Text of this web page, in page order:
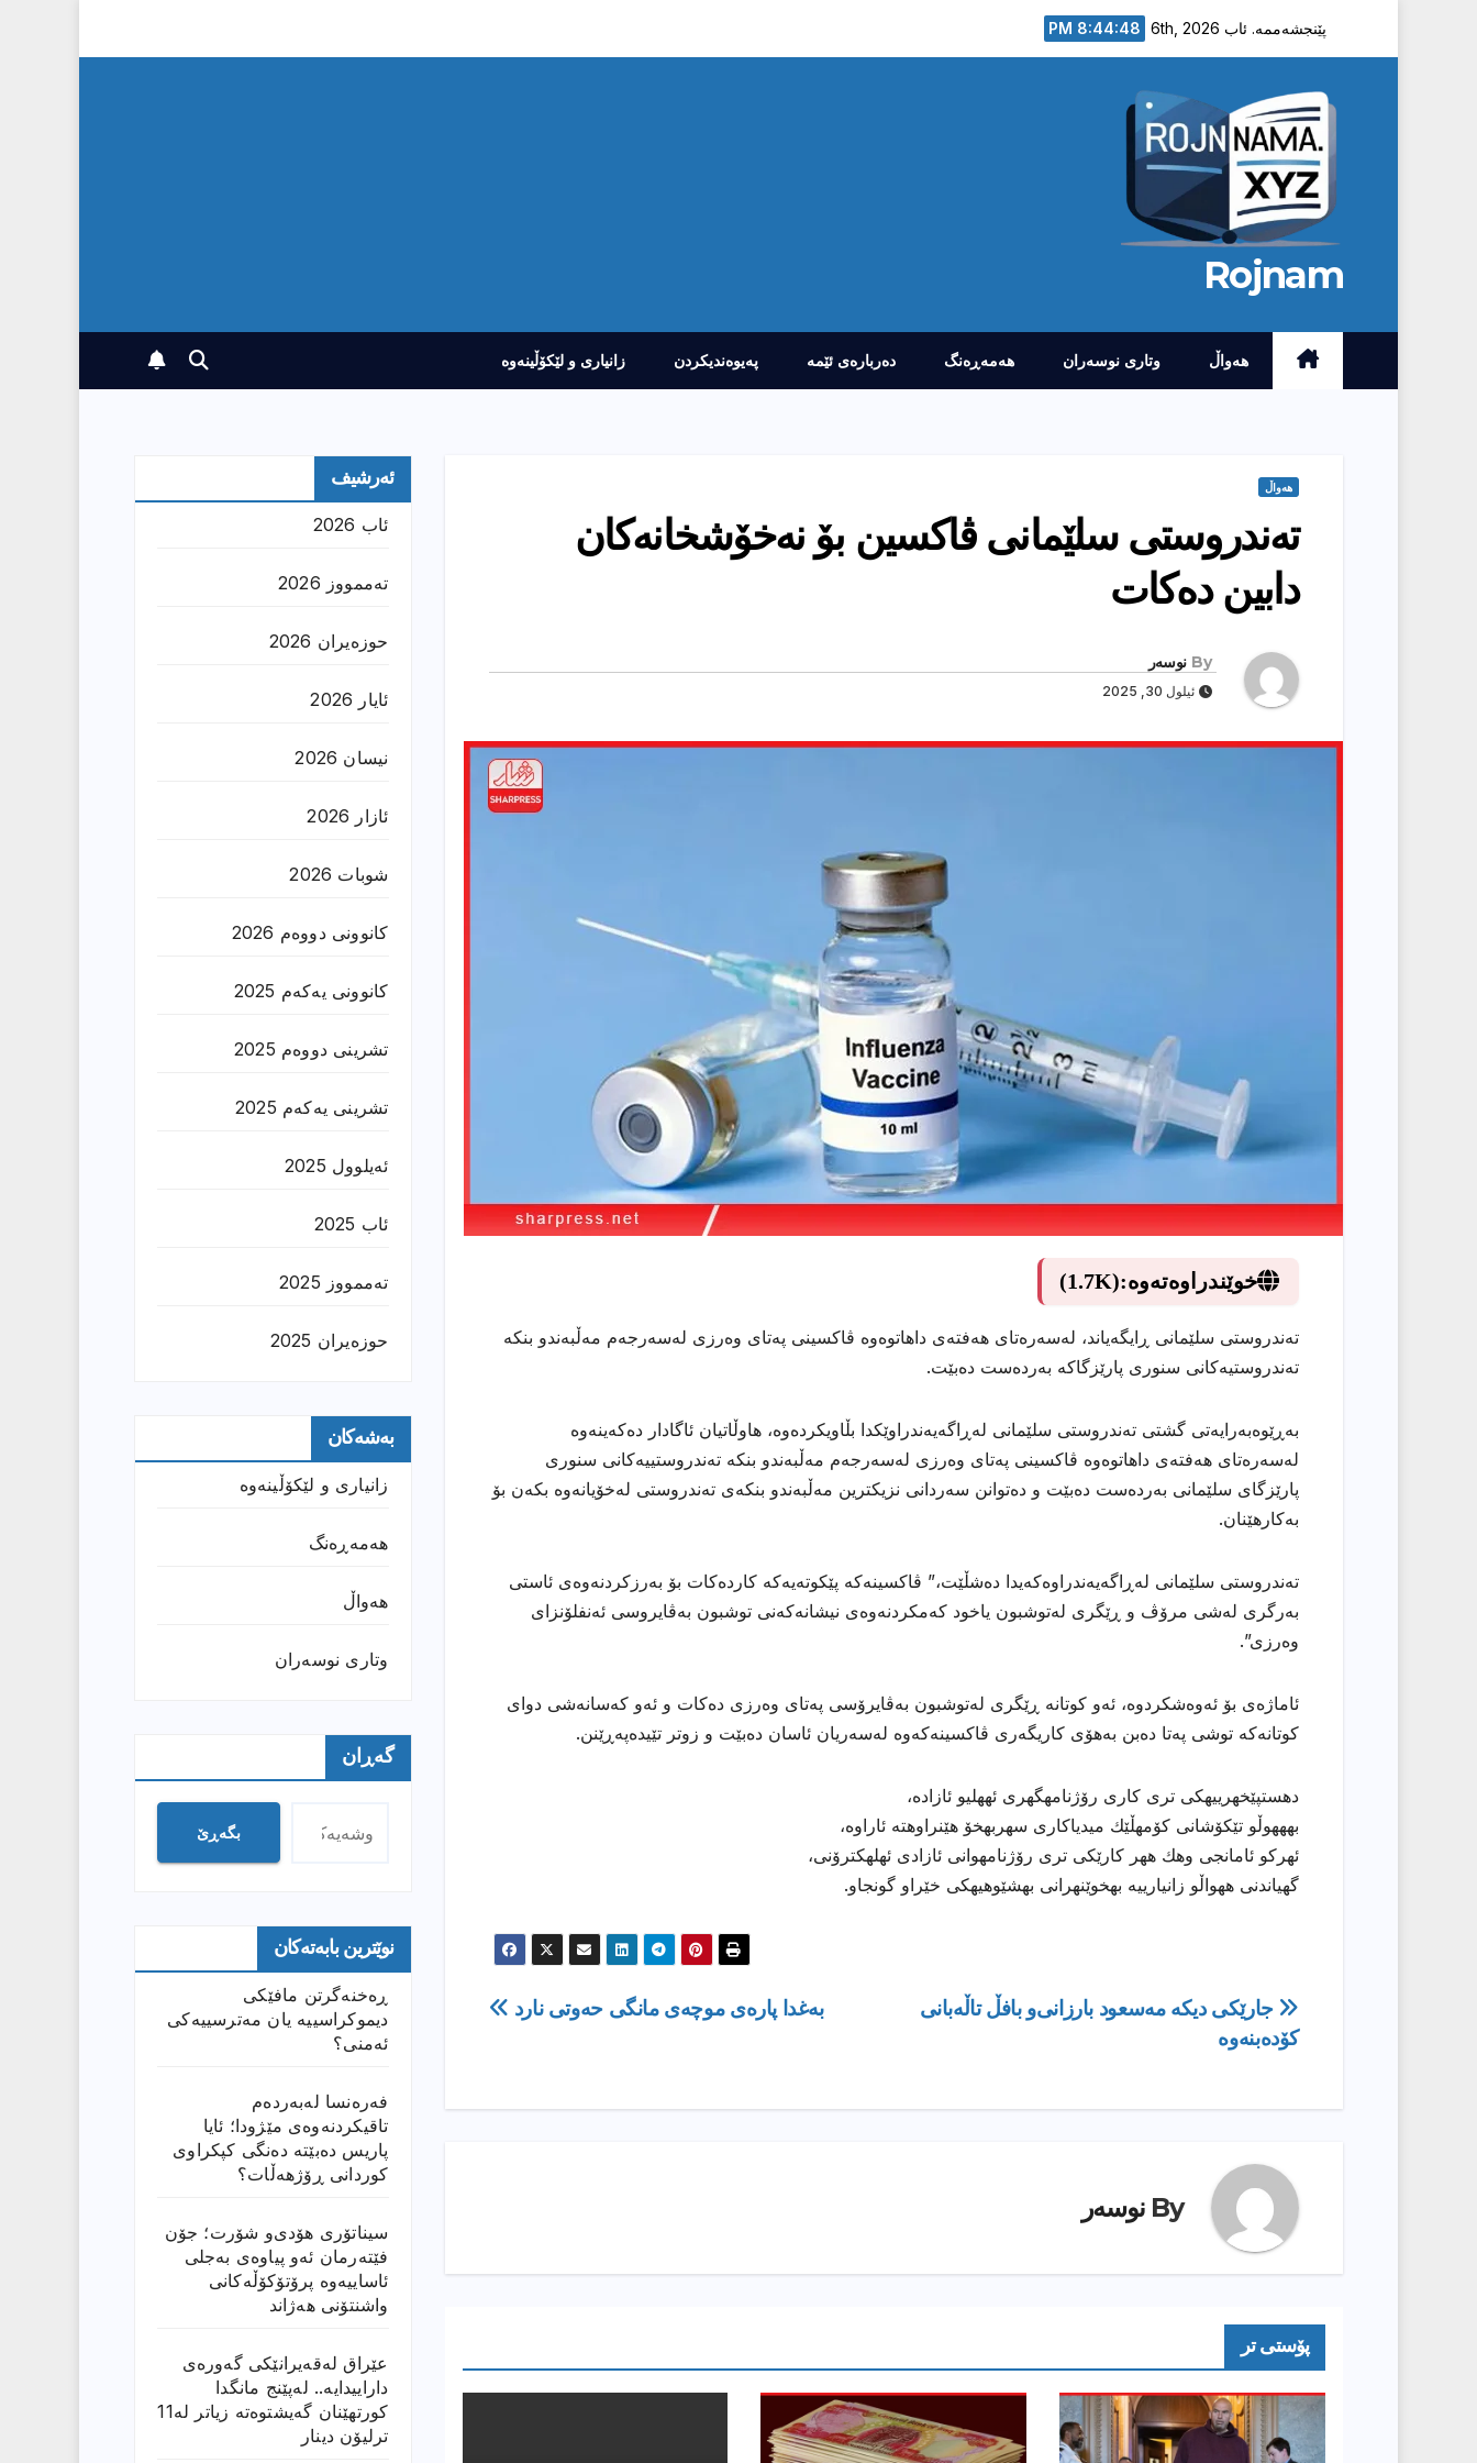
پێنجشەممە. ئاب 6th, 2026 8:44:49 PM
Rojnam
هەواڵ وتارى نوسەران هەمەڕەنگ دەربارەى ئێمە پەیوەندیکردن زانیارى و لێکۆڵینەوە
هەواڵ
تەندروستی سلێمانی ڤاكسین بۆ نەخۆشخانەكان
دابین دەكات
By نوسەر
ئیلول 30, 2025
خوێندراوەتەوە:(1.7K)
تەندروستی سلێمانی ڕایگەیاند، لەسەرەتای هەفتەی داهاتوەوە ڤاكسینی پەتای وەرزی لەسەرجەم مەڵبەندو بنكە
تەندروستیەكانی سنوری پارێزگاكە بەردەست دەبێت.
بەڕێوەبەرایەتی گشتی تەندروستی سلێمانی لەڕاگەیەندراوێكدا بڵاویكردەوە، هاوڵاتیان ئاگادار دەكەینەوە
لەسەرەتای هەفتەی داهاتوەوە ڤاكسینی پەتای وەرزی لەسەرجەم مەڵبەندو بنكە تەندروستییەكانی سنوری
پارێزگای سلێمانی بەردەست دەبێت و دەتوانن سەردانی نزیكترین مەڵبەندو بنكەی تەندروستی لەخۆیانەوە بكەن بۆ
بەكارهێنان.
تەندروستی سلێمانی لەڕاگەیەندراوەكەیدا دەشڵێت،” ڤاكسینەكە پێكوتەیەكە كاردەكات بۆ بەرزكردنەوەی ئاستی
بەرگری لەشی مرۆڤ و ڕێگری لەتوشبون یاخود كەمكردنەوەی نیشانەكەنی توشبون بەڤایروسی ئەنفلۆنزای
وەرزی”.
ئاماژەی بۆ ئەوەشكردوە، ئەو كوتانە ڕێگری لەتوشبون بەڤایرۆسی پەتای وەرزی دەكات و ئەو كەسانەشی دوای
كوتانەكە توشی پەتا دەبن بەهۆی كاریگەری ڤاكسینەكەوە لەسەریان ئاسان دەبێت و زوتر تێیدەپەڕێنن.
دهستپێخهرییهكی تری كاری رۆژنامهگهری ئههلیو ئازاده،
بهههوڵو تێكۆشانی كۆمهڵێك میدیاكاری سهربهخۆ هێنراوهته ئاراوه،
ئهركو ئامانجی وهك ههر كارێكی تری رۆژنامهوانی ئازادی ئهلهكترۆنی،
گهیاندنی ههواڵو زانیارییه بهخوێنهرانی بهشێوهیهكی خێراو گونجاو.
ڕێدۆزیی
بابەت
بەغدا پارەی موچەی مانگی حەوتی نارد
جارێكى دیكه‌ مه‌سعود بارزانى‌و بافڵ تاڵەبانی
کۆدەبنەوە
By نوسەر
پۆستى تر
ئەرشیف
ئاب 2026
تەممووز 2026
حوزه‌یران 2026
ئایار 2026
نیسان 2026
ئازار 2026
شوبات 2026
کانوونی دووەم 2026
کانوونی یەکەم 2025
تشرینی دووەم 2025
تشرینی یەکەم 2025
ئەیلوول 2025
ئاب 2025
تەممووز 2025
حوزه‌یران 2025
بەشەکان
زانیارى و لێکۆڵینەوە
هەمەڕەنگ
هەواڵ
وتارى نوسەران
گەڕان
بگەڕێ
نوێترین بابەتەکان
ڕەخنەگرتن مافێکی
دیموکراسییە یان مەترسییەکی
ئەمنی؟
فەرەنسا لەبەردەم
تاقیکردنەوەی مێژودا؛ ئایا
پاریس دەبێتە دەنگی کپکراوی
کوردانی ڕۆژھەڵات؟
سیناتۆری هۆدی‌و شۆرت؛ جۆن
فێتەرمان ئەو پیاوەی بەجلی
ئاساییەوە پرۆتۆکۆڵەکانی
واشنتۆنی هەژاند
عێراق له‌قه‌یرانێكى گه‌وره‌ى
داراییدایه‌.. له‌پێنج مانگدا
كورتهێنان گه‌یشتوه‌ته‌ زیاتر له‌11
ترلیۆن دینار